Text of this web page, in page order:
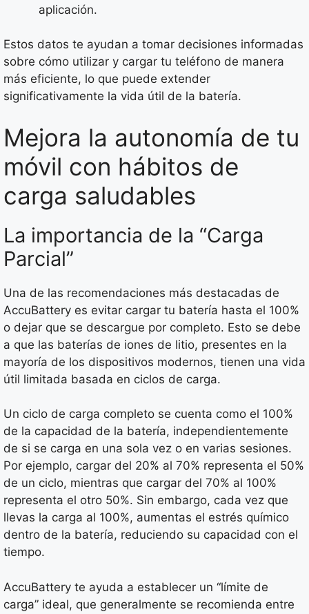
aplicación.
Estos datos te ayudan a tomar decisiones informadas
sobre cómo utilizar y cargar tu teléfono de manera
más eficiente, lo que puede extender
significativamente la vida útil de la batería.
Mejora la autonomía de tu
móvil con hábitos de
carga saludables
La importancia de la “Carga
Parcial”
Una de las recomendaciones más destacadas de
AccuBattery es evitar cargar tu batería hasta el 100%
o dejar que se descargue por completo. Esto se debe
a que las baterías de iones de litio, presentes en la
mayoría de los dispositivos modernos, tienen una vida
útil limitada basada en ciclos de carga.
Un ciclo de carga completo se cuenta como el 100%
de la capacidad de la batería, independientemente
de si se carga en una sola vez o en varias sesiones.
Por ejemplo, cargar del 20% al 70% representa el 50%
de un ciclo, mientras que cargar del 70% al 100%
representa el otro 50%. Sin embargo, cada vez que
llevas la carga al 100%, aumentas el estrés químico
dentro de la batería, reduciendo su capacidad con el
tiempo.
AccuBattery te ayuda a establecer un “límite de
carga” ideal, que generalmente se recomienda entre